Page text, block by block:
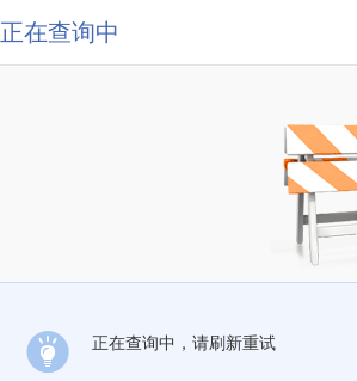
正在查询中
正在查询中，请刷新重试